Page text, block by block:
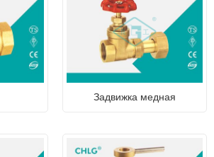
Задвижка медная